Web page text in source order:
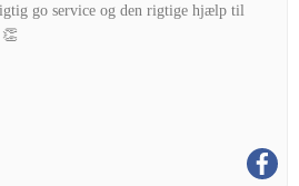
go service og den rigtige hjælp til